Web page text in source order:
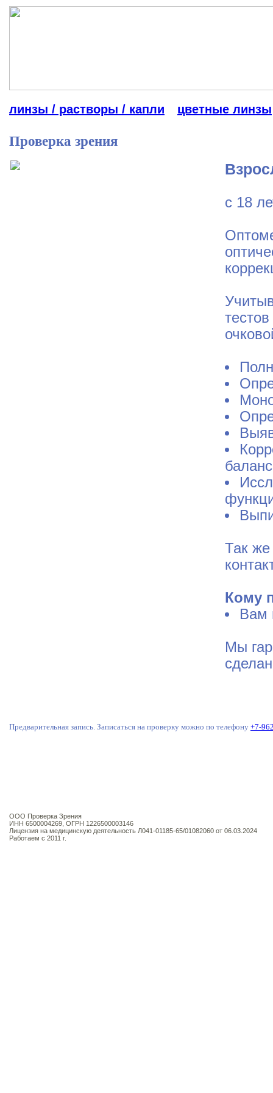
линзы / растворы / капли цветные линзы
Проверка зрения
с 18
Так же
Кому
Вам
Мы
Предварительная запись. Записаться на проверку можно по телефону +7-
ООО Проверка Зрения
ИНН 6500004269, ОГРН 1226500003146
Лицензия на медицинскую деятельность Л041-01185-65/01082060 от 06.03.2024
Работаем с 2011 г.